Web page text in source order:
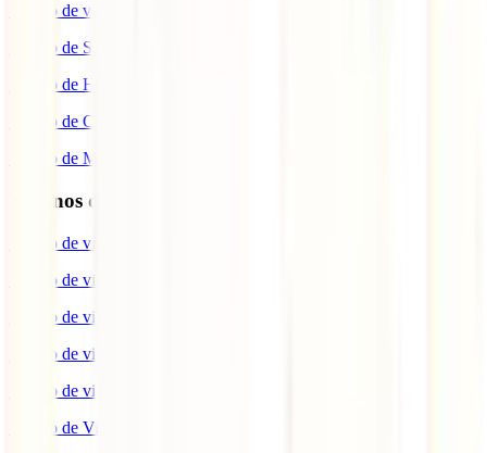
Seguro de viaje COVID
Seguro de Salud
Seguro de Hogar
Seguro de Coche
Seguro de Moto
Destinos de interés
Seguro de viaje a EEUU
Seguro de viaje a Indonesia
Seguro de viaje a Marruecos
Seguro de viaje a Reino Unido
Seguro de viaje a México
Seguro de Viaje a Tailandia